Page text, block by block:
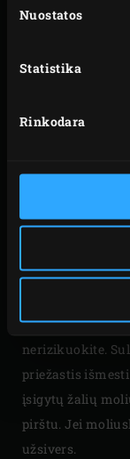
Nuostatos
Statistika
Rinkodara
riebiųjų rūgščių
virškinami,
Kita vertus,
produktų grupė.
Pirkdami omarą
šviežios jūrų
aromatą arba
nerizikuokite.
priežastis
įsigytų žalių
pirštu. Jei
užsivers.